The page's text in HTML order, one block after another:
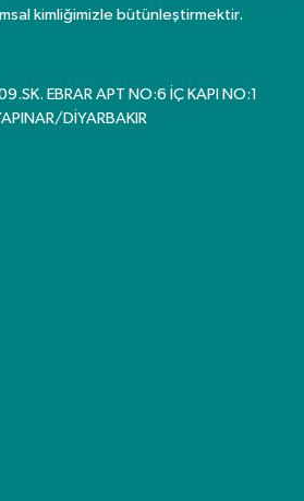
kimliğimizle bütünleştirmektir.
EBRAR APT NO:6 İÇ KAPI NO:1
DİYARBAKIR